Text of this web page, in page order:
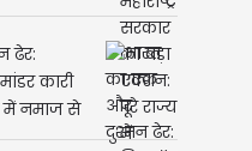
ढेर:
कारी
में नमाज से